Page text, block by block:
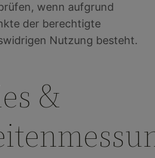
wenn aufgrund
der berechtigte
Nutzung besteht.
&